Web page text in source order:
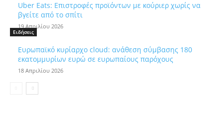
Uber Eats: Επιστροφές προϊόντων με κούριερ χωρίς να
βγείτε από το σπίτι
19 Απριλίου 2026
Ειδήσεις
Ευρωπαϊκό κυρίαρχο cloud: ανάθεση σύμβασης 180
εκατομμυρίων ευρώ σε ευρωπαίους παρόχους
18 Απριλίου 2026